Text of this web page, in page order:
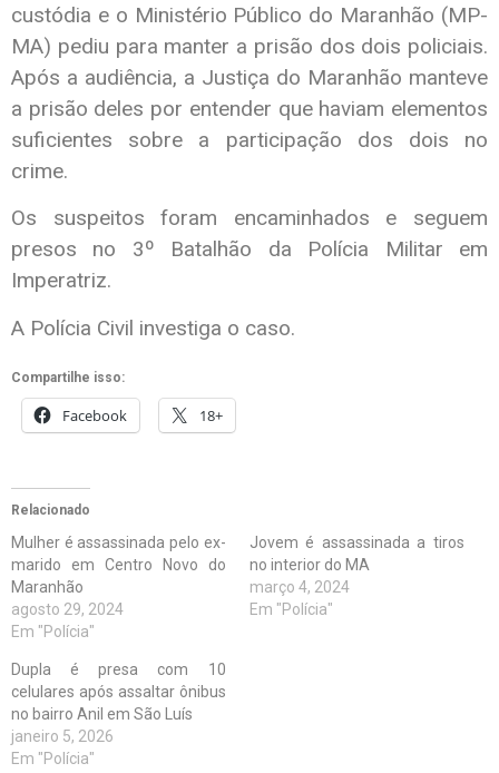
custódia e o Ministério Público do Maranhão (MP-
MA) pediu para manter a prisão dos dois policiais.
Após a audiência, a Justiça do Maranhão manteve
a prisão deles por entender que haviam elementos
suficientes sobre a participação dos dois no
crime.
Os suspeitos foram encaminhados e seguem
presos no 3º Batalhão da Polícia Militar em
Imperatriz.
A Polícia Civil investiga o caso.
Compartilhe isso:
Facebook 18+
Relacionado
Mulher é assassinada pelo ex-
marido em Centro Novo do
Maranhão
agosto 29, 2024
Em "Polícia"
Jovem é assassinada a tiros
no interior do MA
março 4, 2024
Em "Polícia"
Dupla é presa com 10
celulares após assaltar ônibus
no bairro Anil em São Luís
janeiro 5, 2026
Em "Polícia"